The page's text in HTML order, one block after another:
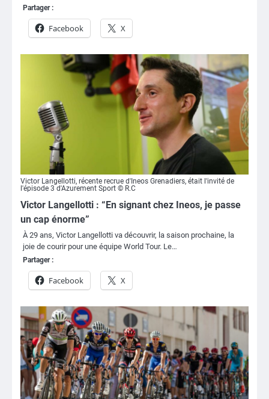
Partager :
Facebook X
Victor Langellotti, récente recrue d'Ineos Grenadiers, était l'invité de
l'épisode 3 d'Azurement Sport © R.C
Victor Langellotti : “En signant chez Ineos, je passe
un cap énorme”
À 29 ans, Victor Langellotti va découvrir, la saison prochaine, la
joie de courir pour une équipe World Tour. Le…
Partager :
Facebook X